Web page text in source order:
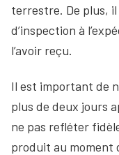
terrestre. De plus,
d’inspection à
l’avoir reçu.
Il est important de
plus de deux jours
ne pas refléter
produit au moment